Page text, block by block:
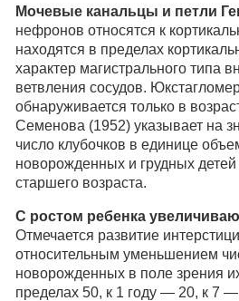
Мочевые канальцы и петли
нефронов относятся к
находятся в пределах
характер магистрального типа
ветвления сосудов.
обнаруживается только в
Семенова (1952) указывает на
число клубочков в единице
новорожденных и грудных
старшего возраста.
С ростом ребенка
Отмечается развитие
относительным уменьшением
новорожденных в поле зрения
пределах 50, к 1 году — 20, к 7